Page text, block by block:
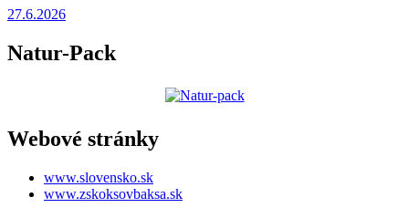
27.6.2026
Natur-Pack
Webové stránky
www.slovensko.sk
www.zskoksovbaksa.sk